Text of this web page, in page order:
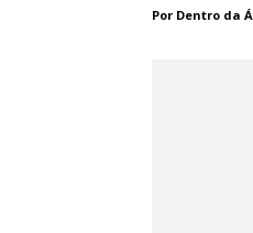
Por Dentro da